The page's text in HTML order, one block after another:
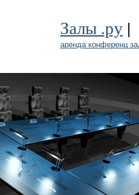
Залы .ру |
аренда конференц